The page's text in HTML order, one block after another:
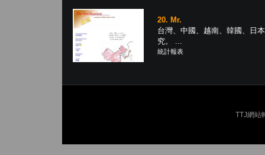
20. Mr.
台灣、中國、越南、韓國、日
究。 ...
統計報表
TTJ網站